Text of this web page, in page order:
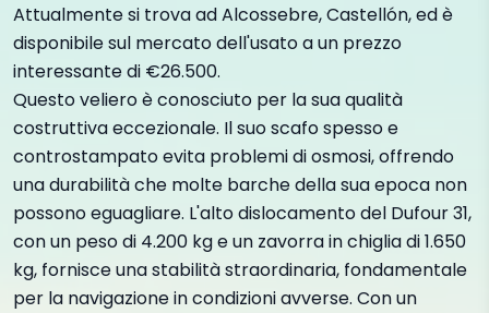
Attualmente si trova ad Alcossebre, Castellón, ed è
disponibile sul mercato dell'usato a un prezzo
interessante di €26.500.
Questo veliero è conosciuto per la sua qualità
costruttiva eccezionale. Il suo scafo spesso e
controstampato evita problemi di osmosi, offrendo
una durabilità che molte barche della sua epoca non
possono eguagliare. L'alto dislocamento del Dufour 31,
con un peso di 4.200 kg e un zavorra in chiglia di 1.650
kg, fornisce una stabilità straordinaria, fondamentale
per la navigazione in condizioni avverse. Con un